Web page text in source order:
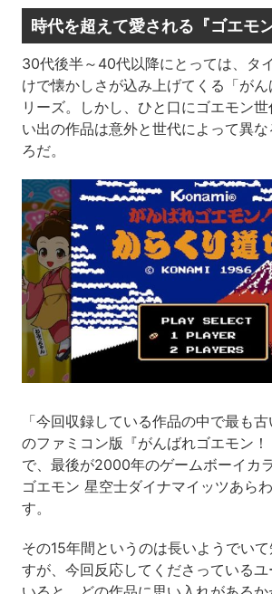
時代を超えて愛される『ゴエモ
30代後半～40代以降にとっては、タ
けで懐かしさが込み上げてくる「が
リーズ。しかし、ひと口にゴエモン
い出の作品は意外と世代によって異な
ろだ。
「今回収録している作品の中で最も
のファミコン版『がんばれゴエモン！
で、最後が2000年のゲームボーイカ
ゴエモン 星空士ダイナマイッツあら
す。
その15年間というのは長いようでい
すが、今回反応してくださっている